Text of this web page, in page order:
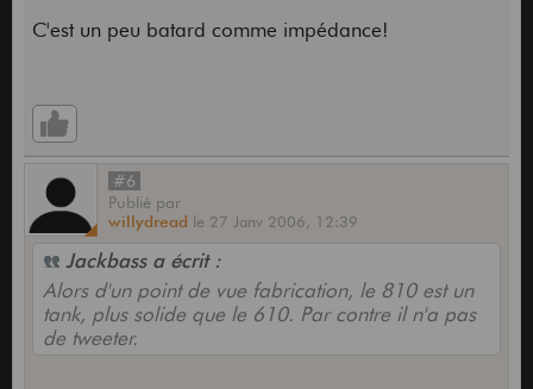
C'est un peu batard comme impédance!
#6
Publié par
willydread le 27 Janv 2006, 12:39
Jackbass a écrit :
Alors d'un point de vue fabrication, le 810 est un
tank, plus solide que le 610. Par contre il n'a pas
de tweeter.